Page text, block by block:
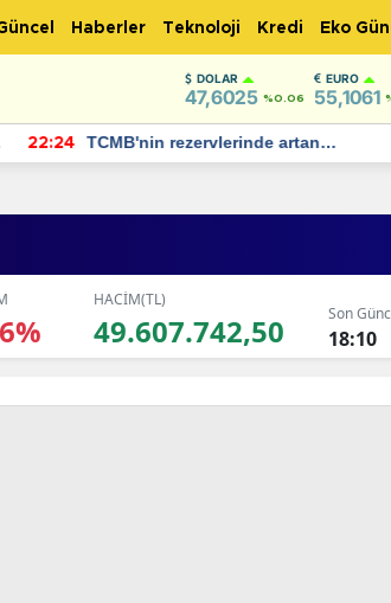
Haberler Teknoloji Kredi Eko
DOLAR
47,6025 %0.06
EURO
55,1061
22:24
TCMB'nin rezervlerinde artan
momentum devam ediyor
HACİM(TL)
49.607.742,50 Son
18:10